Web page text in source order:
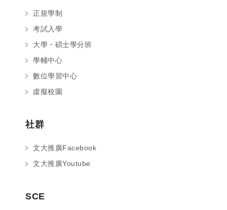
正規學制
考試入學
大學・碩士學分班
學輔中心
數位學習中心
虛擬校園
社群
文大推廣Facebook
文大推廣Youtube
SCE